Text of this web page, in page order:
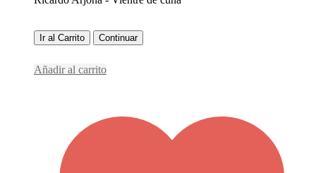
Ir al Carrito Continuar
Añadir al carrito